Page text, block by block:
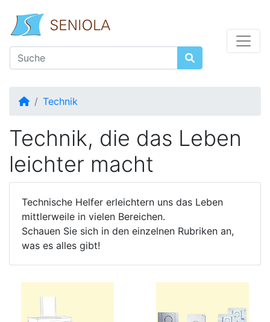
Startseite
Technik
Technik, die das Leben
leichter macht
Technische Helfer erleichtern uns das Leben
mittlerweile in vielen Bereichen.
Schauen Sie sich in den einzelnen Rubriken an,
was es alles gibt!